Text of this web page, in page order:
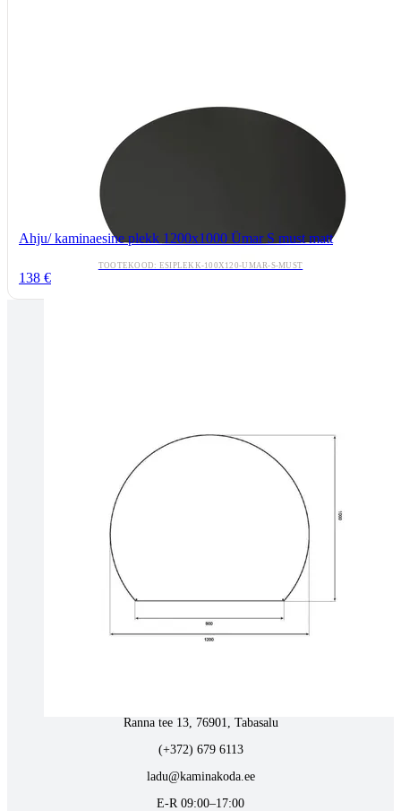
Ahju/ kaminaesine plekk 1200x1000 Ümar S must matt
TOOTEKOOD: ESIPLEKK-100X120-UMAR-S-MUST
138 €
E-R 10:00-18:30
E-R 09:00–17:00
Ranna tee 13, 76901, Tabasalu
(+372) 679 6113
ladu@kaminakoda.ee
E-R 09:00–17:00